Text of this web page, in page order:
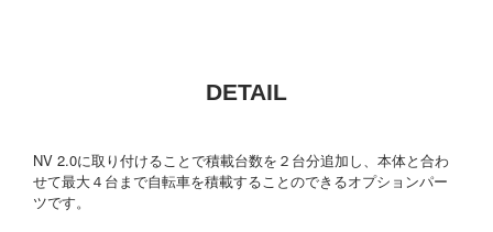
DETAIL
NV 2.0に取り付けることで積載台数を２台分追加し、本体と合わ
せて最大４台まで自転車を積載することのできるオプションパー
ツです。